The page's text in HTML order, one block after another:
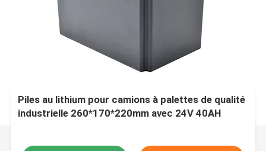
Piles au lithium pour camions à palettes de qualité
industrielle 260*170*220mm avec 24V 40AH